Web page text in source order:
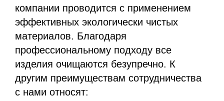
компании проводится с применением
эффективных экологически чистых
материалов. Благодаря
профессиональному подходу все
изделия очищаются безупречно. К
другим преимуществам сотрудничества
с нами относят: